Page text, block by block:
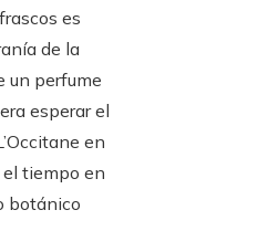
es
de la
un perfume
esperar el
en
tiempo en
botánico